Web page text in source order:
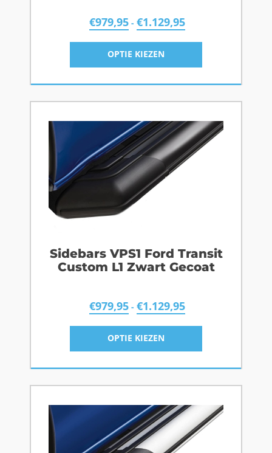
€979,95 - €1.129,95
OPTIE KIEZEN
Sidebars VPS1 Ford Transit
Custom L1 Zwart Gecoat
€979,95 - €1.129,95
OPTIE KIEZEN